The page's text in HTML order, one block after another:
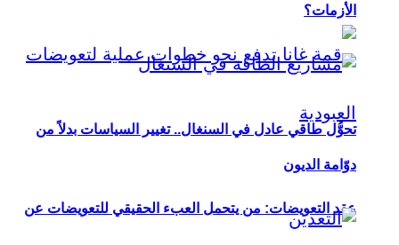
عقد التعويضات: من يتحمل العبء الحقيقي للتعويضات عن
الأزمات؟
تحوُّل طاقي عادل في السنغال.. تغيير السياسات بدلاً من
دوّامة الديون